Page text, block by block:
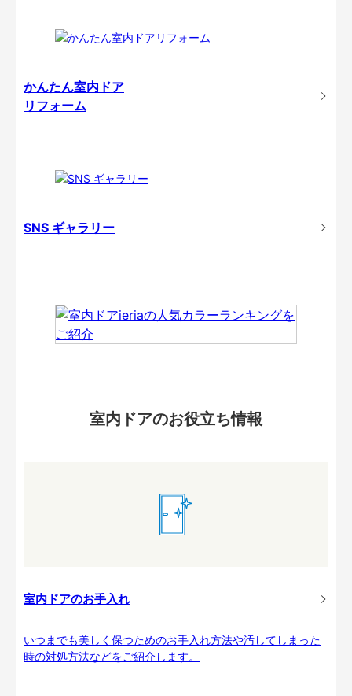
かんたん室内ドア
リフォーム
SNS ギャラリー
室内ドアのお役立ち情報
室内ドアのお手入れ
いつまでも美しく保つためのお手入れ方法や汚してしまった
時の対処方法などをご紹介します。